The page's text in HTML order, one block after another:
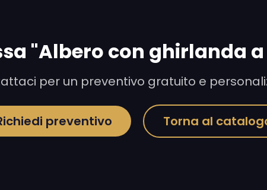
"Albero con ghirlanda
per un preventivo gratuito e
preventivo Torna al